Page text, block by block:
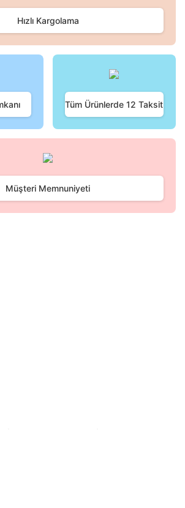
Yorum Yaz
bozuk veya görüntülenemiyor.
alternatifler olmalı.
Gönder
Hızlı Kargolama
Tüm Ürünlerde 12 Taksit
Müşteri Memnuniyeti